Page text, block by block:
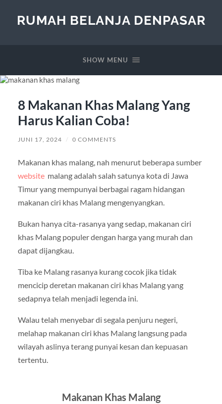
RUMAH BELANJA DENPASAR
SHOW MENU
8 Makanan Khas Malang Yang
Harus Kalian Coba!
JUNI 17, 2024 / 0 COMMENTS
Makanan khas malang, nah menurut beberapa sumber
websitemalang adalah salah satunya kota di Jawa
Timur yang mempunyai berbagai ragam hidangan
makanan ciri khas Malang mengenyangkan.
Bukan hanya cita-rasanya yang sedap, makanan ciri
khas Malang populer dengan harga yang murah dan
dapat dijangkau.
Tiba ke Malang rasanya kurang cocok jika tidak
mencicip deretan makanan ciri khas Malang yang
sedapnya telah menjadi legenda ini.
Walau telah menyebar di segala penjuru negeri,
melahap makanan ciri khas Malang langsung pada
wilayah aslinya terang punyai kesan dan kepuasan
tertentu.
Makanan Khas Malang